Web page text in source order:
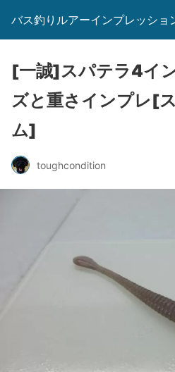
バス釣りルアーインプレッショ
[一誠]スパテラ4イ
ズと重さインプレ[
ム]
toughcondition